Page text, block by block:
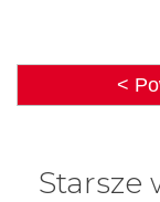
<
Starsze